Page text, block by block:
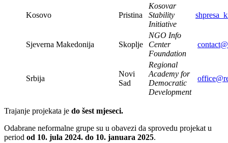
Kosovo Pristina
Kosovar
Stability
Initiative
Sjeverna Makedonija Skoplje
NGO Info
Center
Foundation
Srbija
Novi
Sad
Regional
Academy for
Democratic
Development
Trajanje projekata je do šest mjeseci.
Odabrane neformalne grupe su u obavezi da sprovedu projekat u
period od 10. jula 2024. do 10. januara 2025.